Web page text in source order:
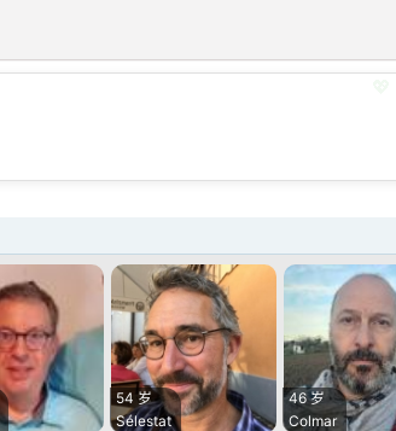
💕
54 岁
Sélestat
46 岁
Colmar